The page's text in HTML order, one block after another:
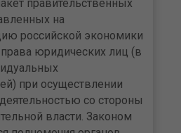
правительственных
на
российской экономики
права юридических лиц (в
при осуществлении
со стороны
власти. Законом